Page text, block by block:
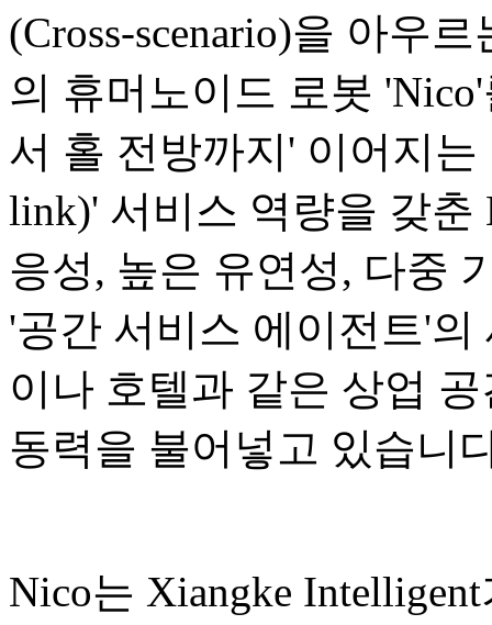
(Cross-scenario)을 아우
의 휴머노이드 로봇
서 홀 전방까지' 이어지
link)' 서비스 역량을 갖춘
응성, 높은 유연성, 다중
'공간 서비스 에이전트'
이나 호텔과 같은 상업
동력을 불어넣고 있습니
Nico는 Xiangke